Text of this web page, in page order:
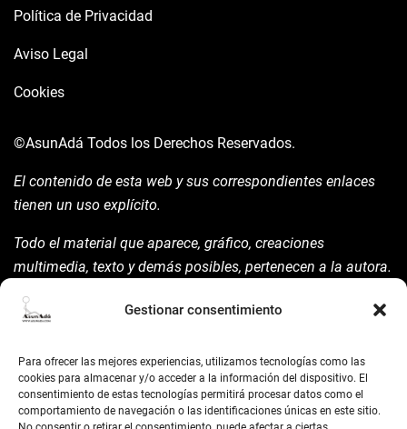
Gestionar consentimiento
Para ofrecer las mejores experiencias, utilizamos tecnologías como las
cookies para almacenar y/o acceder a la información del dispositivo. El
consentimiento de estas tecnologías permitirá procesar datos como el
comportamiento de navegación o las identificaciones únicas en este sitio.
Política de Privacidad
Aviso Legal
Cookies
©AsunAdá Todos los Derechos Reservados.
El contenido de esta web y sus correspondientes enlaces
tienen un uso explícito.
Todo el material que aparece, gráfico, creaciones
multimedia, texto y demás posibles, pertenecen a la autora.
la mism para ello.
Siempre habrá de nombrarla y reconocer pues su autoría
©AsunAdá ​Gracias.